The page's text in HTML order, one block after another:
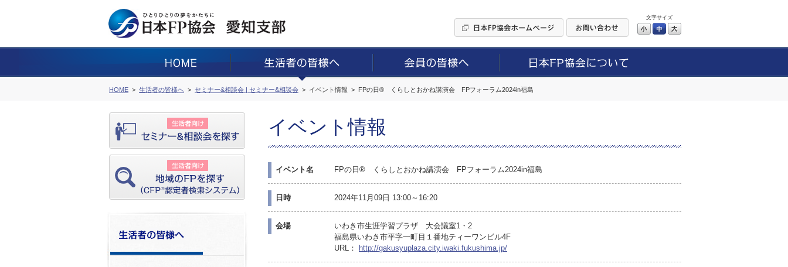
文字サイズ
小 中
HOME 生活者の皆様へ セミナー&相談会 | セミナー&相談会 イベント情報 FPの日® くらしとおかね講演会 FPフォーラム2024in福島
イベント情報
イベント名 FPの日® くらしとおかね講演会 FPフォーラム2024in福島
日時 2024年11月09日 13:00～16:20
会場
いわき市生涯学習プラザ 大会議室1・2
福島県いわき市平字一町目１番地ティーワンビル4F
URL：
http://gakusyuplaza.city.iwaki.fukushima.jp/